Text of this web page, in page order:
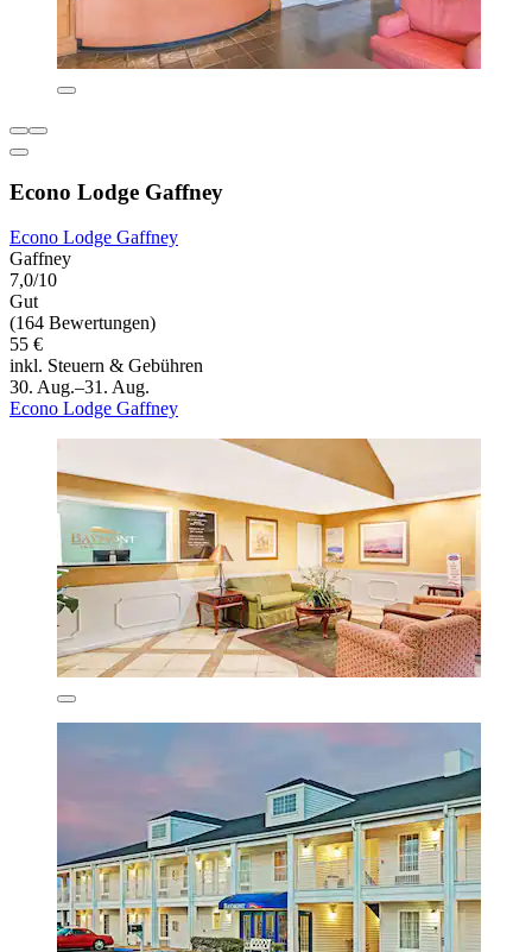
Econo Lodge Gaffney
Econo Lodge Gaffney
Gaffney
7,0/10
Gut
(164 Bewertungen)
55 €
inkl. Steuern & Gebühren
30. Aug.–31. Aug.
Econo Lodge Gaffney